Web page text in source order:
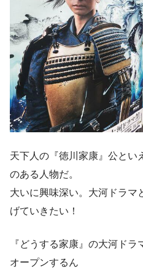
天下人の『徳川家康』公とい
のある人物だ。
大いに興味深い。大河ドラマ
げていきたい！
『どうする家康』の大河ド
オープンするん